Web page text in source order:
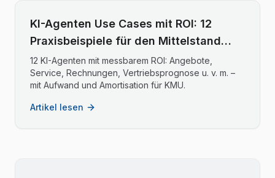
KI-Agenten Use Cases mit ROI: 12
Praxisbeispiele für den Mittelstand
2026
12 KI-Agenten mit messbarem ROI: Angebote,
Service, Rechnungen, Vertriebsprognose u. v. m. –
mit Aufwand und Amortisation für KMU.
Artikel lesen